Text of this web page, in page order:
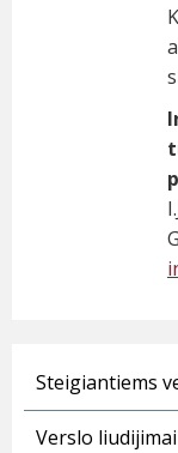
Steigiantiems
Verslo liudijimai